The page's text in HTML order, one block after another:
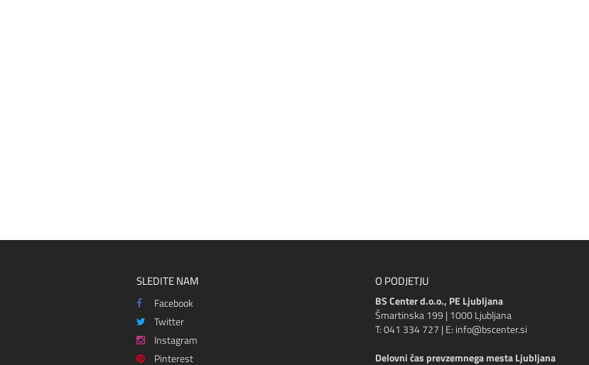
SLEDITE NAM
Facebook
Twitter
Instagram
Pinterest
O PODJETJU
BS Center d.o.o., PE Ljubljana
Šmartinska 199 | 1000 Ljubljana
T: 041 334 727 | E: info@bscenter.si
Delovni čas prevzemnega mesta Ljubljana